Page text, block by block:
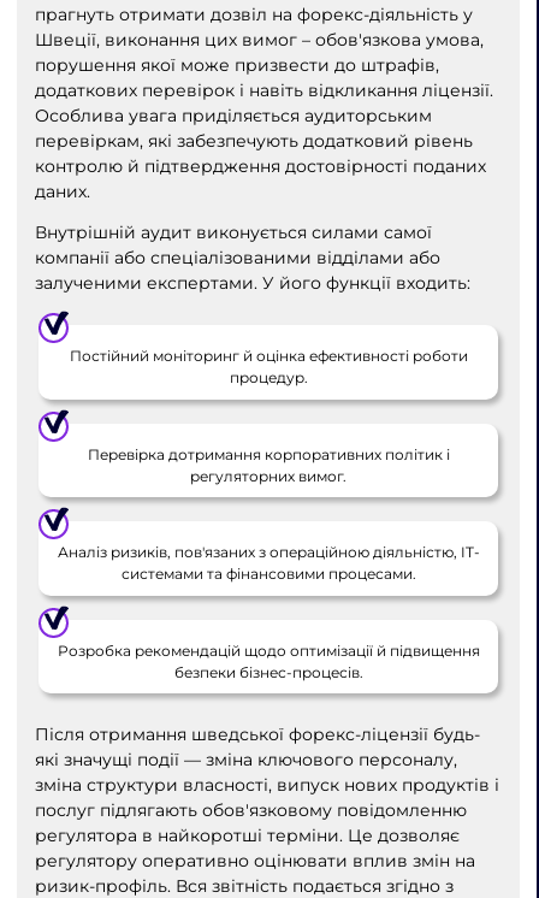
прагнуть отримати дозвіл на форекс-діяльність у
Швеції, виконання цих вимог – обов'язкова умова,
порушення якої може призвести до штрафів,
додаткових перевірок і навіть відкликання ліцензії.
Особлива увага приділяється аудиторським
перевіркам, які забезпечують додатковий рівень
контролю й підтвердження достовірності поданих
даних.
Внутрішній аудит виконується силами самої
компанії або спеціалізованими відділами або
залученими експертами. У його функції входить:
Постійний моніторинг й оцінка ефективності роботи
процедур.
Перевірка дотримання корпоративних політик і
регуляторних вимог.
Аналіз ризиків, пов'язаних з операційною діяльністю, IT-
системами та фінансовими процесами.
Розробка рекомендацій щодо оптимізації й підвищення
безпеки бізнес-процесів.
Після отримання шведської форекс-ліцензії будь-
які значущі події — зміна ключового персоналу,
зміна структури власності, випуск нових продуктів і
послуг підлягають обов'язковому повідомленню
регулятора в найкоротші терміни. Це дозволяє
регулятору оперативно оцінювати вплив змін на
ризик-профіль. Вся звітність подається згідно з